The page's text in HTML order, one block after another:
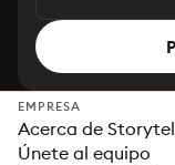
EMPRESA
Acerca de Storytel
Únete al equipo